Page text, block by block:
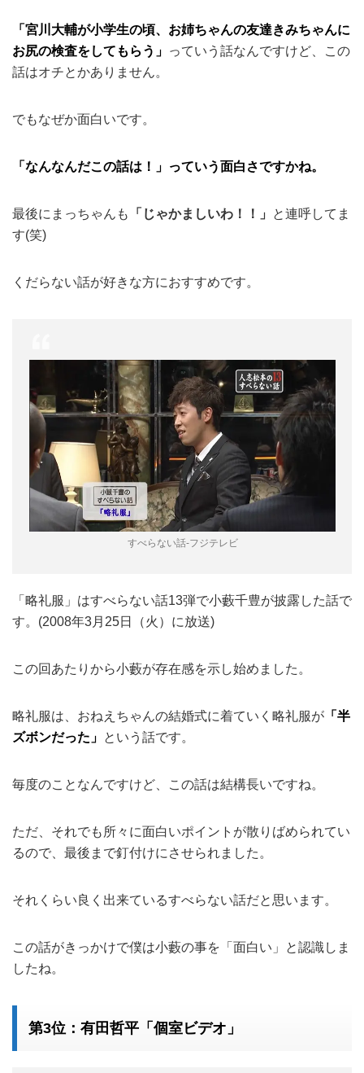
「宮川大輔が小学生の頃、お姉ちゃんの友達きみちゃんに
お尻の検査をしてもらう」 っていう話なんですけど、この
話はオチとかありません。
でもなぜか面白いです。
「なんなんだこの話は！」っていう面白さですかね。
最後にまっちゃんも 「じゃかましいわ！！」
と連呼してま
す(笑)
くだらない話が好きな方におすすめです。
すべらない話-フジテレビ
「略礼服」はすべらない話13弾で小藪千豊が披露した話で
す。(2008年3月25日（火）に放送)
この回あたりから小藪が存在感を示し始めました。
略礼服は、おねえちゃんの結婚式に着ていく略礼服が 「半
ズボンだった」 という話です。
毎度のことなんですけど、この話は結構長いですね。
ただ、それでも所々に面白いポイントが散りばめられてい
るので、最後まで釘付けにさせられました。
それくらい良く出来ているすべらない話だと思います。
この話がきっかけで僕は小藪の事を「面白い」と認識しま
したね。
第3位：有田哲平「個室ビデオ」